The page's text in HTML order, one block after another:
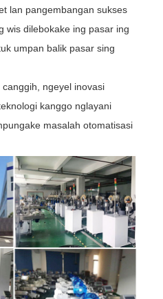
lan pangembangan sukses
wis dilebokake ing pasar ing
umpan balik pasar sing
ngeyel inovasi
kanggo nglayani
masalah otomatisasi